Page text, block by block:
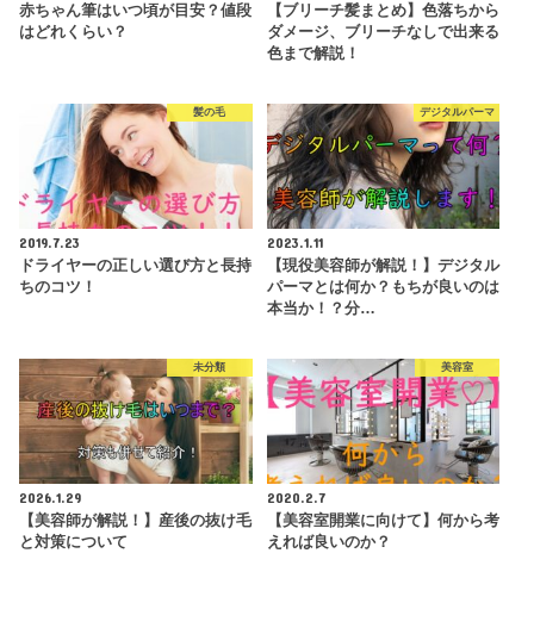
赤ちゃん筆はいつ頃が目安？値段
はどれくらい？
【ブリーチ髪まとめ】色落ちから
ダメージ、ブリーチなしで出来る
色まで解説！
髪の毛
2019.7.23
ドライヤーの正しい選び方と長持
ちのコツ！
デジタルパーマ
2023.1.11
【現役美容師が解説！】デジタル
パーマとは何か？もちが良いのは
本当か！？分…
未分類
2026.1.29
【美容師が解説！】産後の抜け毛
と対策について
美容室
2020.2.7
【美容室開業に向けて】何から考
えれば良いのか？